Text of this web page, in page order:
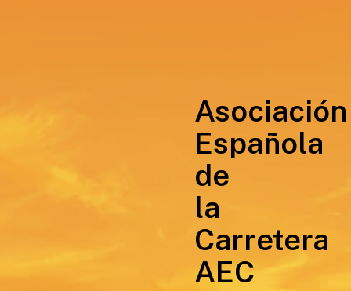
Asociación
Española
de
la
Carretera
AEC